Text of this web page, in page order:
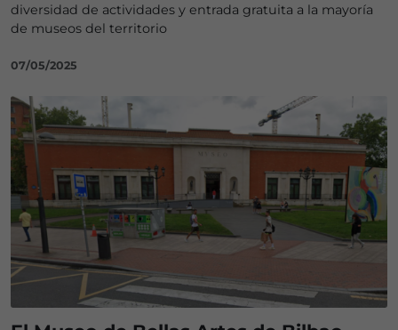
diversidad de actividades y entrada gratuita a la mayoría
de museos del territorio
07/05/2025